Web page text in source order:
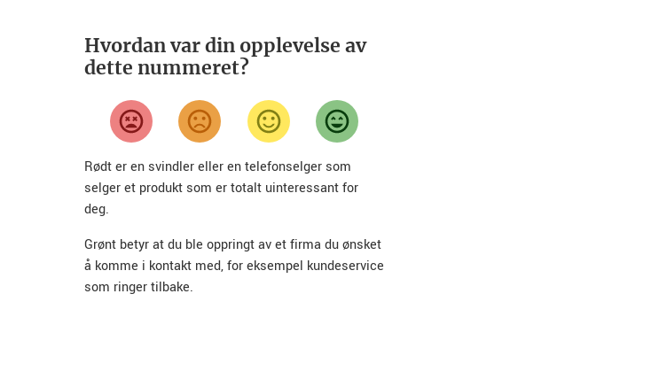
Hvordan var din opplevelse av
dette nummeret?
Rødt er en svindler eller en telefonselger som
selger et produkt som er totalt uinteressant for
deg.
Grønt betyr at du ble oppringt av et firma du ønsket
å komme i kontakt med, for eksempel kundeservice
som ringer tilbake.